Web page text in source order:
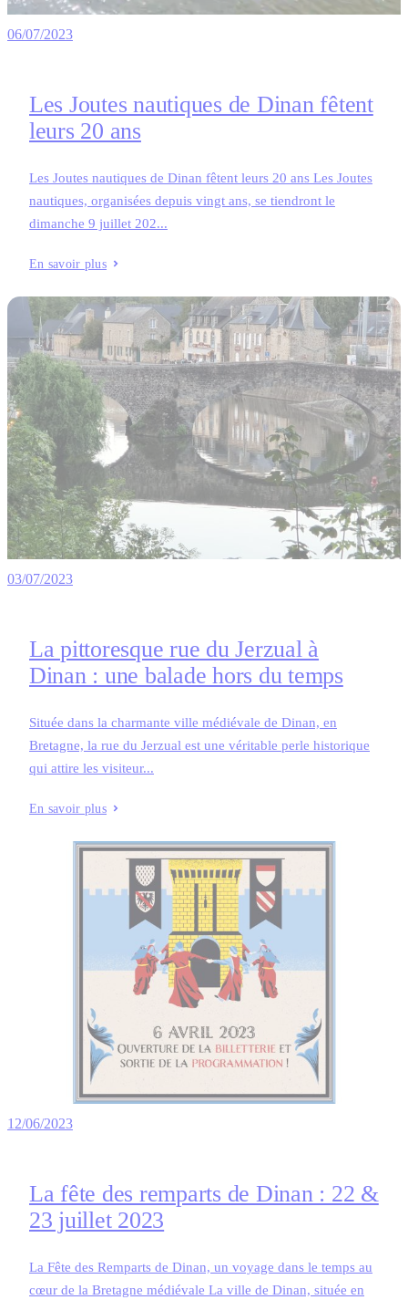
06/07/2023
Les Joutes nautiques de Dinan fêtent
leurs 20 ans
Les Joutes nautiques de Dinan fêtent leurs 20 ans Les Joutes
nautiques, organisées depuis vingt ans, se tiendront le
dimanche 9 juillet 202...
En savoir plus
03/07/2023
La pittoresque rue du Jerzual à
Dinan : une balade hors du temps
Située dans la charmante ville médiévale de Dinan, en
Bretagne, la rue du Jerzual est une véritable perle historique
qui attire les visiteur...
En savoir plus
12/06/2023
La fête des remparts de Dinan : 22 &
23 juillet 2023
La Fête des Remparts de Dinan, un voyage dans le temps au
cœur de la Bretagne médiévale La ville de Dinan, située en